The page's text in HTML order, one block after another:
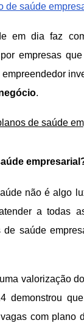
de saúde
em dia faz
empresas
.
de saúde
não é algo
a todas
de saúde
valorização
demonstrou
com plano